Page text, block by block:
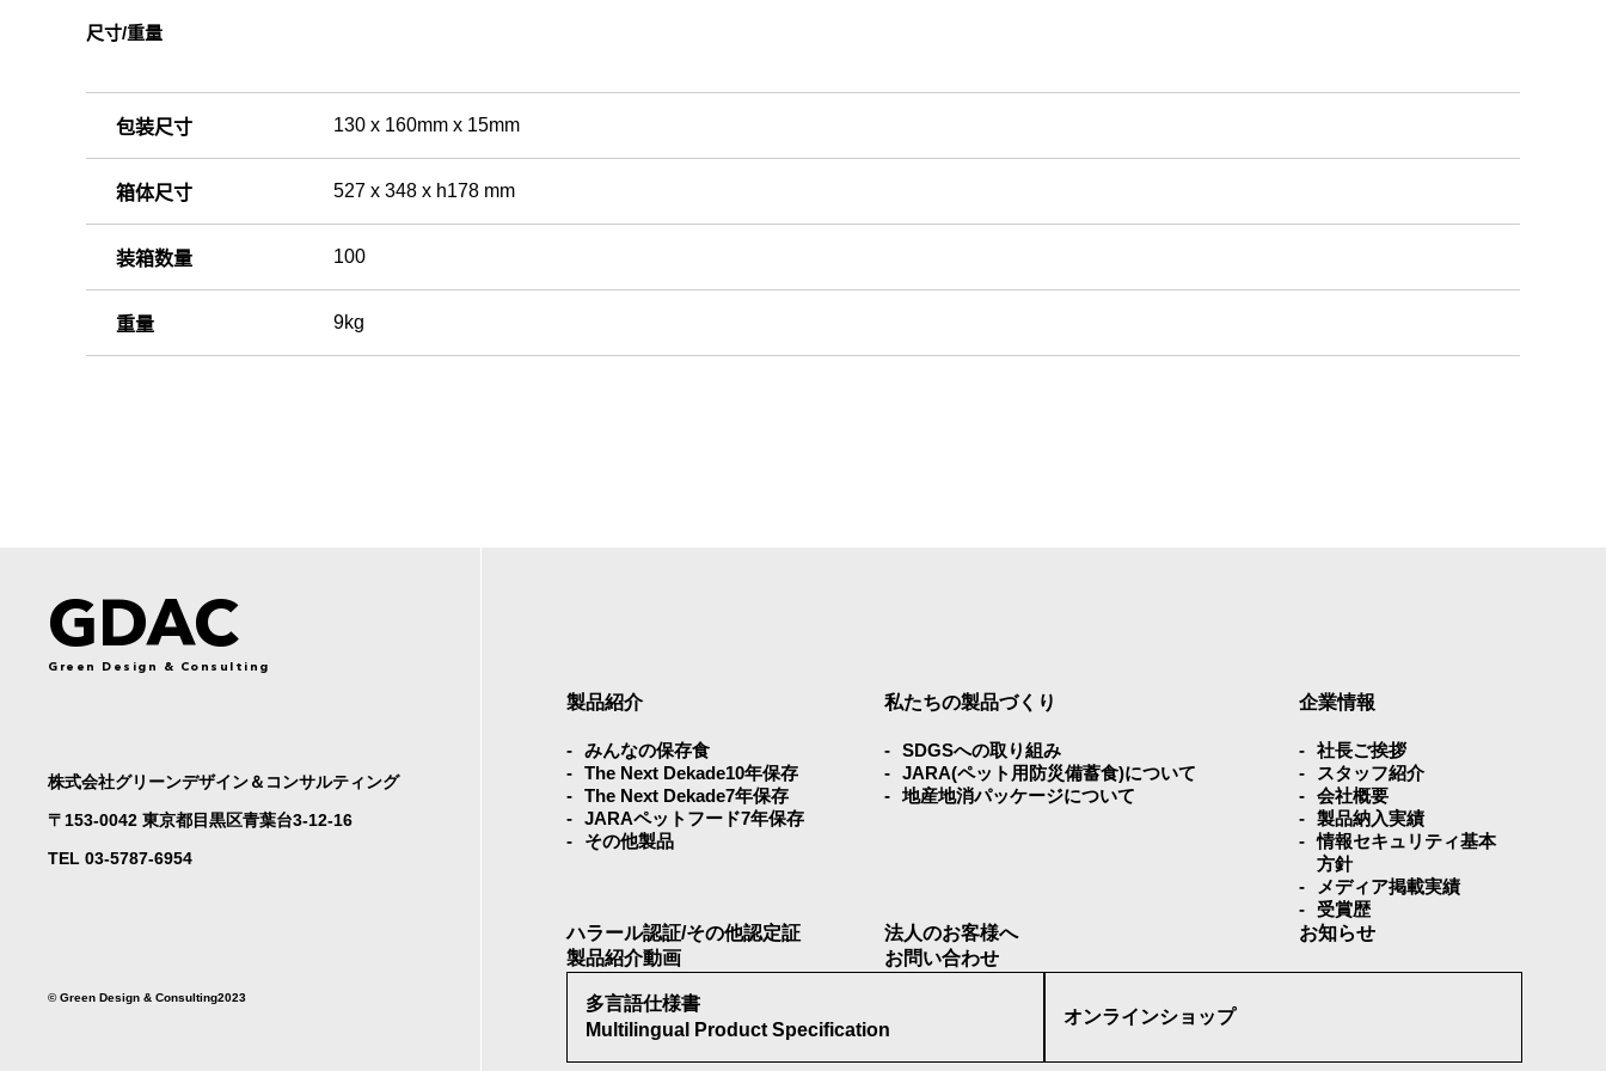
尺寸/重量
包装尺寸 130 x 160mm x 15mm
箱体尺寸 527 x 348 x h178 mm
装箱数量 100
重量 9kg
GDAC
Green Design & Consulting
株式会社グリーンデザイン＆コンサルティング
〒153-0042 東京都目黒区青葉台3-12-16
TEL 03-5787-6954
©︎ Green Design & Consulting2023
製品紹介
みんなの保存⾷
The Next Dekade10年保存
The Next Dekade7年保存
JARAペットフード7年保存
その他製品
私たちの製品づくり
SDGSへの取り組み
JARA(ペット⽤防災備蓄⾷)について
地産地消パッケージについて
企業情報
社⻑ご挨拶
スタッフ紹介
会社概要
製品納入実績
情報セキュリティ基本
方針
メディア掲載実績
受賞歴
ハラール認証/その他認定証
法人のお客様へ
お知らせ
製品紹介動画
お問い合わせ
多言語仕様書
Multilingual Product Specification
オンラインショップ